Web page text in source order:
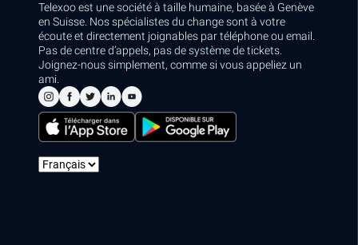
Telexoo est une société à taille humaine, basée à Genève
en Suisse. Nos spécialistes du change sont à votre
écoute et directement joignables par téléphone ou email.
Pas de centre d’appels, pas de système de tickets.
Joignez-nous simplement, comme si vous appeliez un
ami.